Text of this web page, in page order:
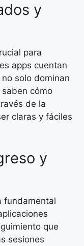
y
para
apps cuentan
solo dominan
cómo
de la
claras y fáciles
y
fundamental
que
sesiones